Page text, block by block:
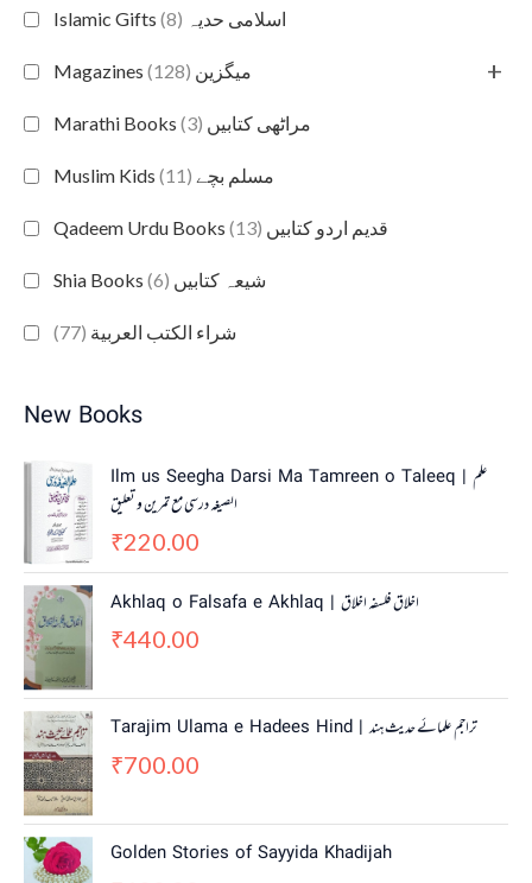
Islamic Gifts اسلامی حدیہ (8)
Magazines میگزین (128) +
Marathi Books مراٹھی کتابیں (3)
Muslim Kids مسلم بچے (11)
Qadeem Urdu Books قدیم اردو کتابیں (13)
Shia Books شیعہ کتابیں (6)
شراء الكتب العربية (77)
New Books
Ilm us Seegha Darsi Ma Tamreen o Taleeq | علم
الصیغہ درسی مع تمرین و تعلیق
₹220.00
Akhlaq o Falsafa e Akhlaq | اخلاق فلسفہ اخلاق
₹440.00
Tarajim Ulama e Hadees Hind | تراجم علمائے حديث ہند
₹700.00
Golden Stories of Sayyida Khadijah